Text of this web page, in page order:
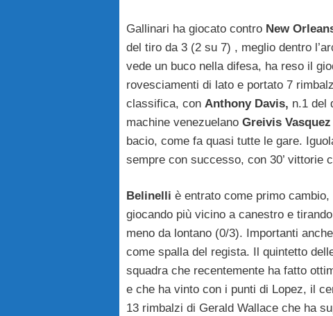
Gallinari ha giocato contro New
del tiro da 3 (2 su 7) , meglio dentro
vede un buco nella difesa, ha reso il
rovesciamenti di lato e portato 7
classifica, con Anthony Davis, n.1 del
machine venezuelano Greivis Vasquez
bacio, come fa quasi tutte le gare.
sempre con successo, con 30’ vittorie
Belinelli è entrato come primo
giocando più vicino a canestro e
meno da lontano (0/3). Importanti
come spalla del regista. Il quintetto
squadra che recentemente ha fatto
e che ha vinto con i punti di Lopez, il
13 rimbalzi di Gerald Wallace che ha